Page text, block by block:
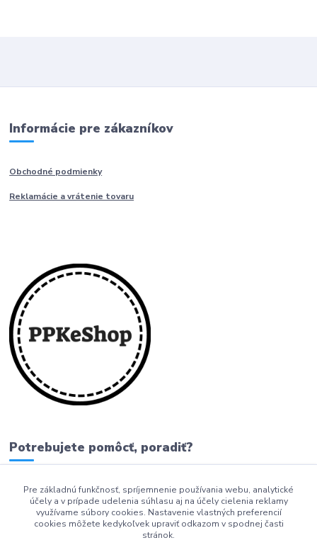
Informácie pre zákazníkov
Obchodné podmienky
Reklamácie a vrátenie tovaru
Potrebujete pomôcť, poradiť?
0911 279 230
info@ppkeshop.sk
Pre základnú funkčnosť, spríjemnenie používania webu, analytické
účely a v prípade udelenia súhlasu aj na účely cielenia reklamy
využívame súbory cookies. Nastavenie vlastných preferencií
cookies môžete kedykoľvek upraviť odkazom v spodnej časti
stránok.